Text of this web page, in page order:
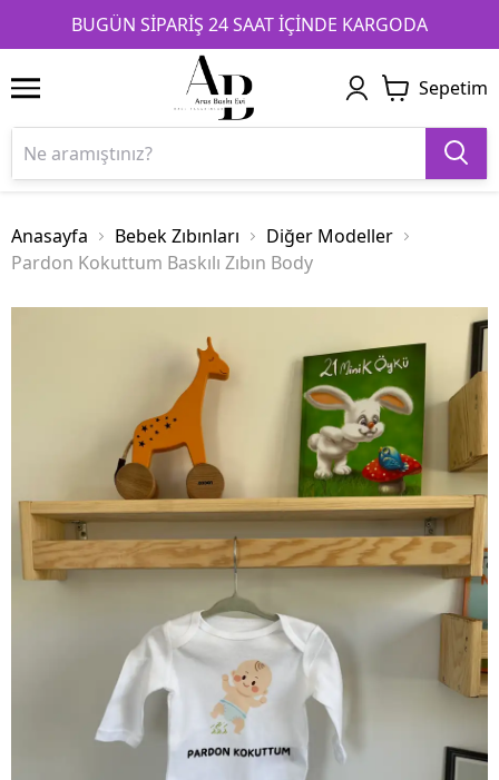
BUGÜN SİPARİŞ 24 SAAT İÇİNDE KARGODA
1 2 3
Sepetim
Anasayfa Bebek Zıbınları
Diğer Modeller
Pardon Kokuttum Baskılı Zıbın Body